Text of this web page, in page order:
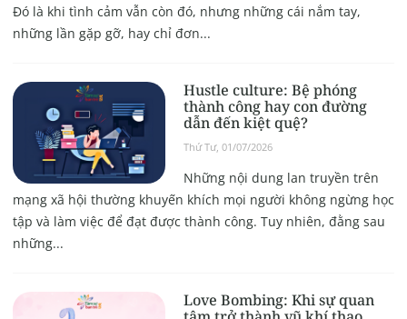
Đó là khi tình cảm vẫn còn đó, nhưng những cái nắm tay,
những lần gặp gỡ, hay chỉ đơn...
Hustle culture: Bệ phóng
thành công hay con đường
dẫn đến kiệt quệ?
Thứ Tư, 01/07/2026
Những nội dung lan truyền trên
mạng xã hội thường khuyến khích mọi người không ngừng học
tập và làm việc để đạt được thành công. Tuy nhiên, đằng sau
những...
Love Bombing: Khi sự quan